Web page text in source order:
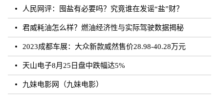
人民网评：囤盐有必要吗？究竟谁在发谣“盐”财？
君威耗油怎么样？燃油经济性与实际驾驶数据揭秘
2023成都车展：大众新款威然售价28.98-40.28万元
天山电子8月25日盘中跌幅达5%
九妹电影网（九妹电影）